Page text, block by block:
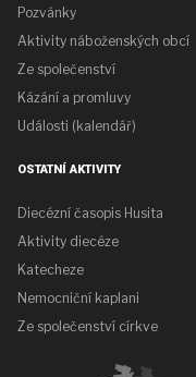
Pozvánky
Aktivity náboženských obcí
Ze společenství
Kázání a promluvy
Události (kalendář)
OSTATNÍ AKTIVITY
Diecézní časopis Husita
Aktivity diecéze
Katecheze
Nemocniční kaplani
Ze společenství církve